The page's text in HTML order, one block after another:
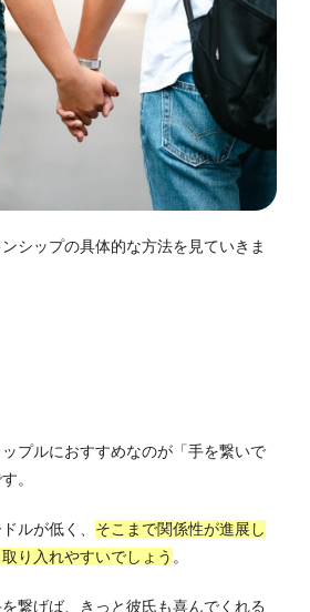
シップの具体的な方法を見ていきま
プルにおすすめなのが「手を繋いで
。
ルが低く、 そこまで関係性が進展し
り入れやすいでしょう 。
繋げば、きっと彼氏も喜んでくれる